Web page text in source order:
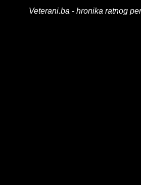
Veterani.ba - hronika ratnog